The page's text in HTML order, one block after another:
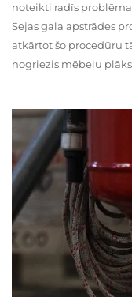
noteikti radīs
Sejas gala apstrādes
atkārtot šo procedūru
nogriezis mēbeļu